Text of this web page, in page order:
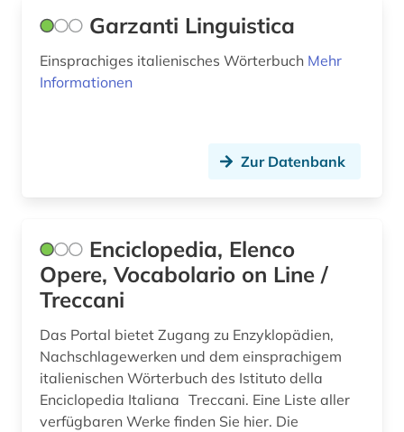
Garzanti Linguistica
Einsprachiges italienisches Wörterbuch Mehr
Informationen
Zur Datenbank
Enciclopedia, Elenco
Opere, Vocabolario on Line /
Treccani
Das Portal bietet Zugang zu Enzyklopädien,
Nachschlagewerken und dem einsprachigem
italienischen Wörterbuch des Istituto della
Enciclopedia Italiana Treccani. Eine Liste aller
verfügbaren Werke finden Sie hier. Die